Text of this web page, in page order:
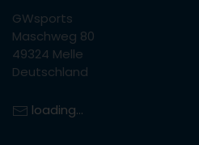
GWsports
Maschweg 80
49324 Melle
Deutschland
loading...